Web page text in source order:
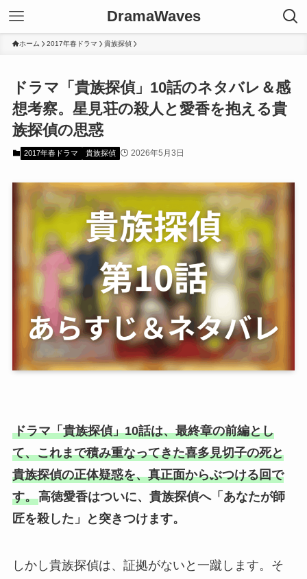
DramaWaves
ホーム 2017年春ドラマ 貴族探偵
ドラマ「貴族探偵」10話のネタバレ＆感
想考察。星見荘の殺人と愛香を抱える貴
族探偵の思惑
2017年春ドラマ 貴族探偵 2026年5月3日
ドラマ「貴族探偵」10話は、最終章の前編とし
て、これまで積み重なってきた喜多見切子の死と
貴族探偵の正体疑惑を、真正面からぶつける回で
す。高徳愛香はついに、貴族探偵へ「あなたが師
匠を殺した」と突きつけます。
しかし貴族探偵は、証拠がないと一蹴します。そ